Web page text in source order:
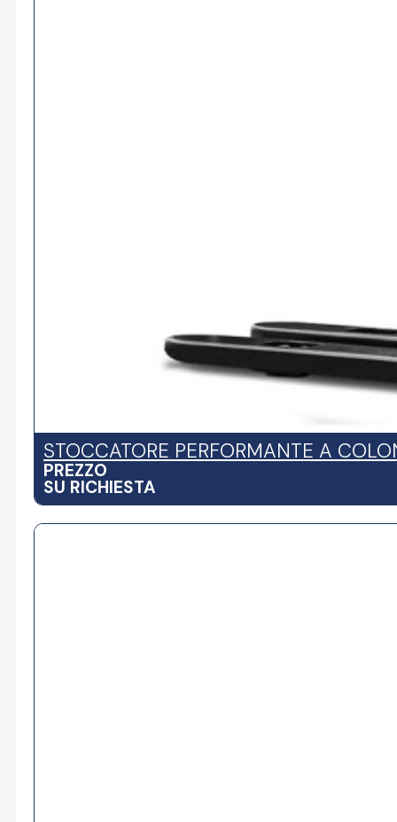
STOCCATORE PERFORMANTE A
PREZZO
SU RICHIESTA